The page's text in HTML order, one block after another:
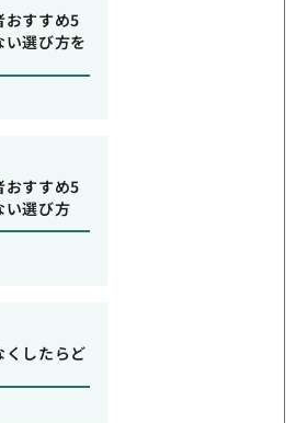
おすすめ5
選び方を
おすすめ5
い選び方
くしたらど